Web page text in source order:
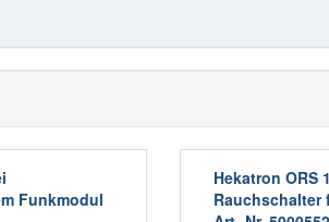
Funkmodul
Hekatron ORS
Rauchschalter